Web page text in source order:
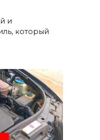
и
который